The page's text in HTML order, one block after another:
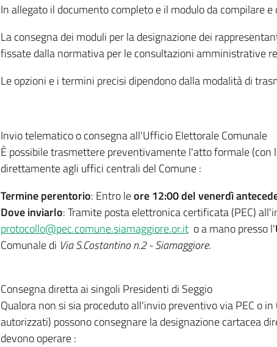
In allegato il documento completo e il modulo da compilare
La consegna dei moduli per la designazione dei
fissate dalla normativa per le consultazioni amministrative
Le opzioni e i termini precisi dipendono dalla modalità di
Invio telematico o consegna all'Ufficio Elettorale Comunale
È possibile trasmettere preventivamente l'atto formale
direttamente agli uffici centrali del Comune :
Termine perentorio: Entro leore 12:00 del venerdì
Dove inviarlo: Tramite posta elettronica certificata (PEC)
protocollo@pec.comune.siamaggiore.or.ito a mano presso l'
Comunale di Via S.Costantino n.2 - Siamaggiore.
Consegna diretta ai singoli Presidenti di Seggio
Qualora non si sia proceduto all'invio preventivo via PEC o
autorizzati) possono consegnare la designazione cartacea
devono operare :